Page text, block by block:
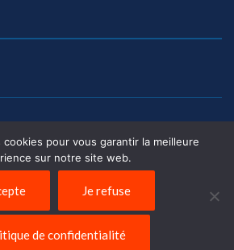
pour vous garantir la meilleure
sur notre site web.
Je refuse
de confidentialité